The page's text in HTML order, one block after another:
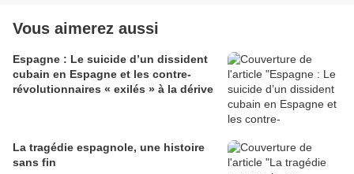
Vous aimerez aussi
Espagne : Le suicide d’un dissident
cubain en Espagne et les contre-
révolutionnaires « exilés » à la dérive
La tragédie espagnole, une histoire
sans fin